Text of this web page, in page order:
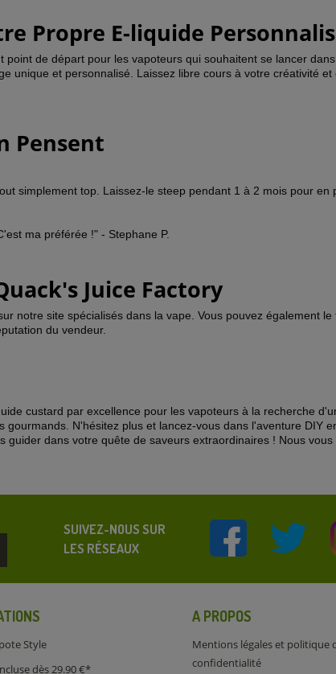
Propre E-liquide
de départ pour les vapoteurs qui souhaitent se lancer
unique et personnalisé. Laissez libre cours à votre créativité
Pensent
simplement top. Laissez-le steep pendant 1 à 2 mois pour en
ma préférée !" - Stephane P.
Juice Factory
notre site spécialisés dans la vape. Vous pouvez également
du vendeur.
custard par excellence pour les vapoteurs à la recherche
N'hésitez plus et lancez-vous dans l'aventure DIY
dans votre quête de saveurs extraordinaires ! Nous
SUIVEZ-NOUS SUR
LES RÉSEAUX
Style
dès 29.90 €*
A PROPOS
Mentions légales et politique
confidentialité